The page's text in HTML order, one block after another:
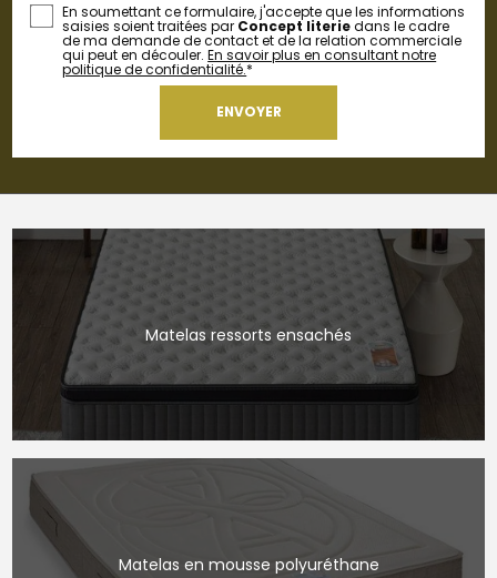
En soumettant ce formulaire, j'accepte que les informations
saisies soient traitées par Concept literiedans le cadre
de ma demande de contact et de la relation commerciale
qui peut en découler.En savoir plus en consultant notre
politique de confidentialité.*
Matelas ressorts ensachés
Matelas en mousse polyuréthane